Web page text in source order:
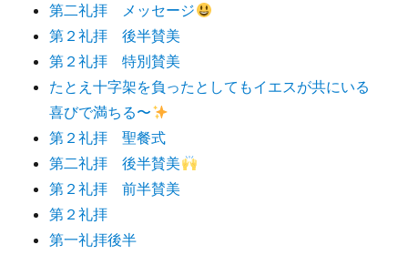
第二礼拝 メッセージ
第２礼拝 後半賛美
第２礼拝 特別賛美
たとえ十字架を負ったとしてもイエスが共にいる
喜びで満ちる〜
第２礼拝 聖餐式
第二礼拝 後半賛美
第２礼拝 前半賛美
第２礼拝
第一礼拝後半